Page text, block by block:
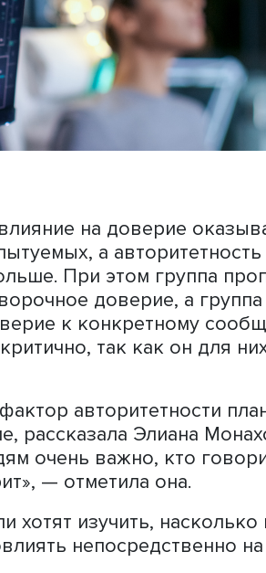
дипфейков
Запись ЭЭГ
с прослушанными